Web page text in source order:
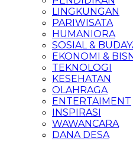
LINGKUNGAN
PARIWISATA
HUMANIORA
SOSIAL &
EKONOMI &
TEKNOLOGI
KESEHATAN
OLAHRAGA
ENTERTAIMENT
INSPIRASI
WAWANCARA
DANA DESA